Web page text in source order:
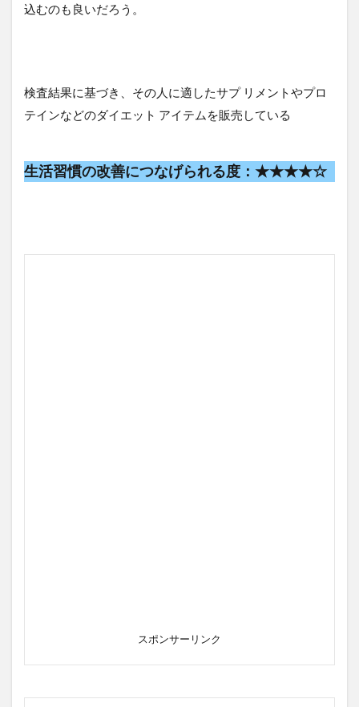
込むのも良いだろう。
検査結果に基づき、その人に適したサプ リメントやプロ
テインなどのダイエット アイテムを販売している
生活習慣の改善につなげられる度：★★★★☆
スポンサーリンク